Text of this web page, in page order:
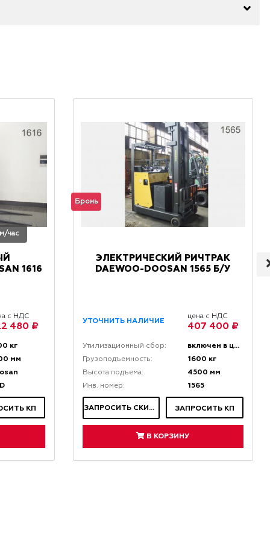
час
1616
с НДС
480 ₽
кг
мм
КП
Бронь
ЭЛЕКТРИЧЕСКИЙ РИЧТРАК
DAEWOO-DOOSAN 1565 Б/У
УТОЧНИТЬ НАЛИЧИЕ
цена с НДС
407 400 ₽
Утилизационный сбор: включен в цену
Грузоподъемность: 1600 кг
Высота подъема: 4500 мм
Инв. номер: 1565
ЗАПРОСИТЬ СКИДКУ ЗАПРОСИТЬ КП
В КОРЗИНУ